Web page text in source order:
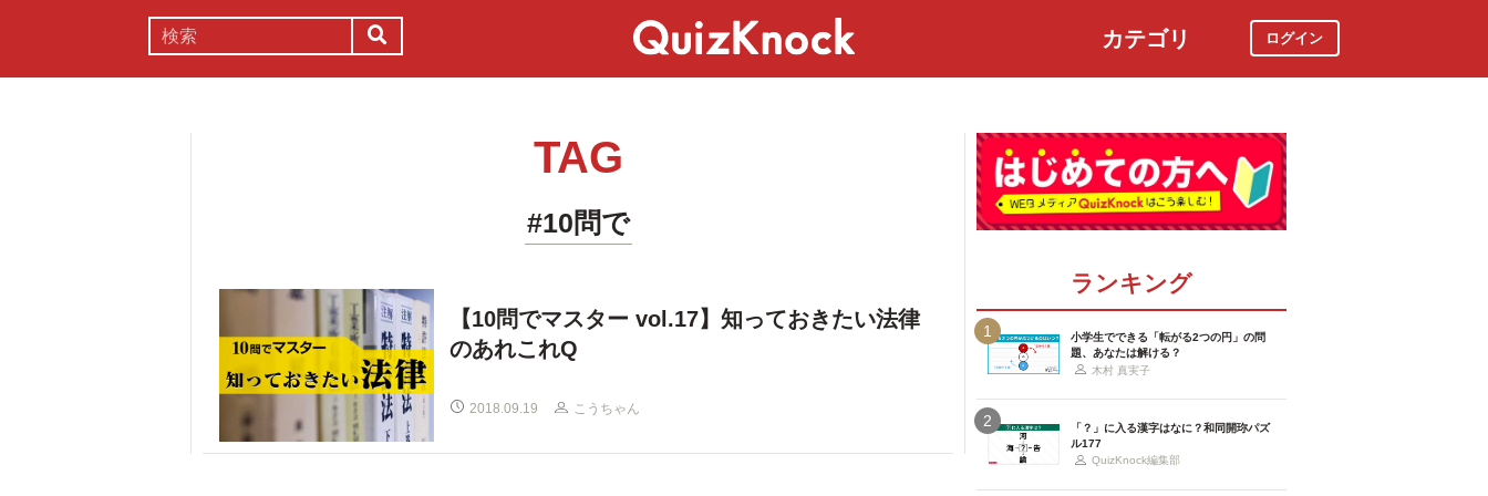
カテゴリ ログイン
TAG
#10問で
【10問でマスター vol.17】知っておきたい法律
のあれこれQ
2018.09.19 こうちゃん
ランキング
1
小学生でできる「転がる2つの円」の問
題、あなたは解ける？
木村 真実子
2
「？」に入る漢字はなに？和同開珎パズ
ル177
QuizKnock編集部